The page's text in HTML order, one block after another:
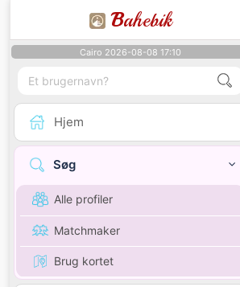
Bahebik
Cairo 2026-08-08 17:10
Hjem
Søg
Alle profiler
Matchmaker
Brug kortet